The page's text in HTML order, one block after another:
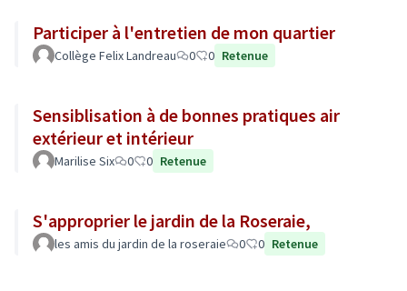
Participer à l'entretien de mon quartier
Collège Felix Landreau 0 0 Retenue
Sensiblisation à de bonnes pratiques air
extérieur et intérieur
Marilise Six 0 0 Retenue
S'approprier le jardin de la Roseraie,
les amis du jardin de la roseraie 0 0 Retenue